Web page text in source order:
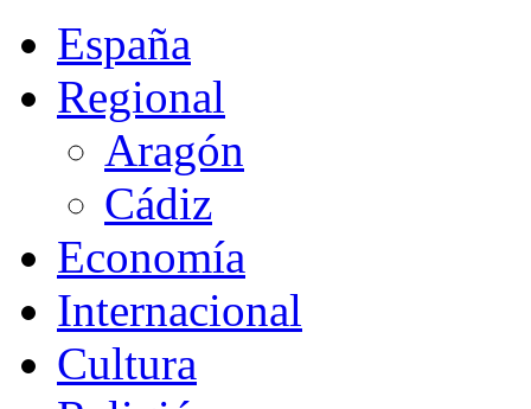
España
Regional
Aragón
Cádiz
Economía
Internacional
Cultura